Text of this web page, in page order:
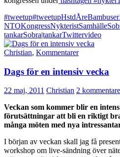
#tweetup#tweetupHstdÅreBambuser
NTOKongressNykteristSamhälle
tankarSobra|tankarTwittervideo
Christian, Kommentarer
Dags för en intensiv vecka
22 maj, 2011 Christian 2
Veckan som kommer blir en
förutsättningar att bli en riktigt
många möten med nya
I början av veckan skall jag få
workshop om live-sändning över